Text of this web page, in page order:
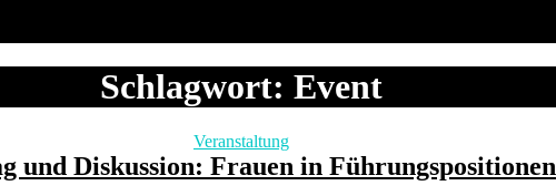
Schlagwort: Event
Kategorien
Veranstaltung
und Diskussion: Frauen in Führungspositionen